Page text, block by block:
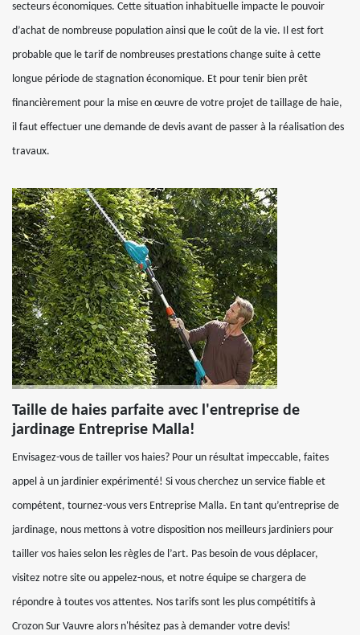
secteurs économiques. Cette situation inhabituelle impacte le pouvoir
d’achat de nombreuse population ainsi que le coût de la vie. Il est fort
probable que le tarif de nombreuses prestations change suite à cette
longue période de stagnation économique. Et pour tenir bien prêt
financièrement pour la mise en œuvre de votre projet de taillage de haie,
il faut effectuer une demande de devis avant de passer à la réalisation des
travaux.
Taille de haies parfaite avec l'entreprise de
jardinage Entreprise Malla!
Envisagez-vous de tailler vos haies? Pour un résultat impeccable, faites
appel à un jardinier expérimenté! Si vous cherchez un service fiable et
compétent, tournez-vous vers Entreprise Malla. En tant qu’entreprise de
jardinage, nous mettons à votre disposition nos meilleurs jardiniers pour
tailler vos haies selon les règles de l’art. Pas besoin de vous déplacer,
visitez notre site ou appelez-nous, et notre équipe se chargera de
répondre à toutes vos attentes. Nos tarifs sont les plus compétitifs à
Crozon Sur Vauvre alors n'hésitez pas à demander votre devis!